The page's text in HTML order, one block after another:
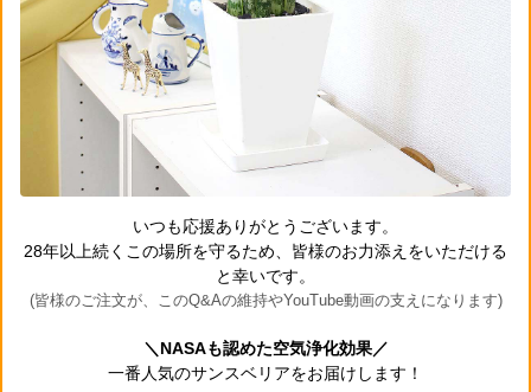
いつも応援ありがとうございます。
28年以上続くこの場所を守るため、皆様のお力添えをいただける
と幸いです。
(皆様のご注文が、このQ&Aの維持やYouTube動画の支えになります)
＼NASAも認めた空気浄化効果／
一番人気のサンスベリアをお届けします！